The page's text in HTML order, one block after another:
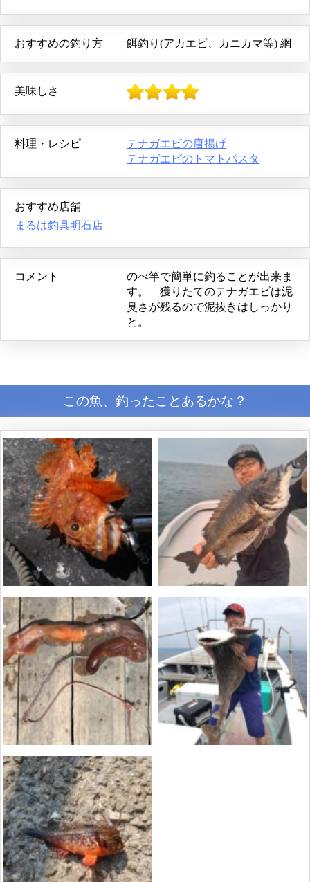
おすすめの釣り方 餌釣り(アカエビ、カニカマ等) 網
美味しさ
料理・レシピ
テナガエビの唐揚げ
テナガエビのトマトパスタ
おすすめ店舗
まるは釣具明石店
コメント
のべ竿で簡単に釣ることが出来ま
す。 獲りたてのテナガエビは泥
臭さが残るので泥抜きはしっかり
と。
この魚、釣ったことあるかな？